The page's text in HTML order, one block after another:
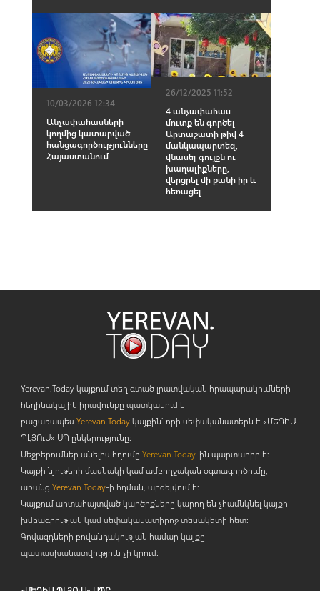
10/03/2026 12:34
Անչափահասների
կողմից կատարված
հանցագործությունները
Հայաստանում
26/12/2025 11:52
4 անչափահաս
մուտք են գործել
Արտաշատի թիվ 4
մանկապարտեզ,
վնասել գույքն ու
խաղալիքները,
վերցրել մի քանի իր և
հեռացել
Yerevan.Today կայքում տեղ գտած լրատվական հրապարակումների
հեղինակային իրավունքը պատկանում է
բացառապես Yerevan.Todayկայքին` որի սեփականատերն է «ՄԵԴԻԱ
ՊԼՅՈւՍ» ՍՊ ընկերությունը։
Մեջբերումներ անելիս հղումը Yerevan.Today-ին պարտադիր է:
Կայքի նյութերի մասնակի կամ ամբողջական օգտագործումը,
առանց Yerevan.Today-ի հղման, արգելվում է:
Կայքում արտահայտված կարծիքները կարող են չհամնկնել կայքի
խմբագրության կամ սեփականատիրոջ տեսակետի հետ:
Գովազդների բովանդակության համար կայքը
պատասխանատվություն չի կրում: